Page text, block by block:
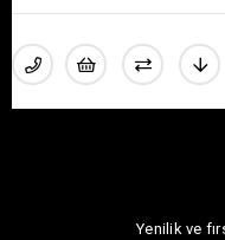
Yenilik ve